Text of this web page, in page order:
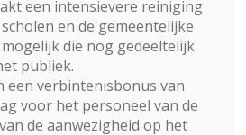
een intensievere reiniging
en de gemeentelijke
die nog gedeeltelijk
publiek.
een verbintenisbonus van
voor het personeel van de
de aanwezigheid op het